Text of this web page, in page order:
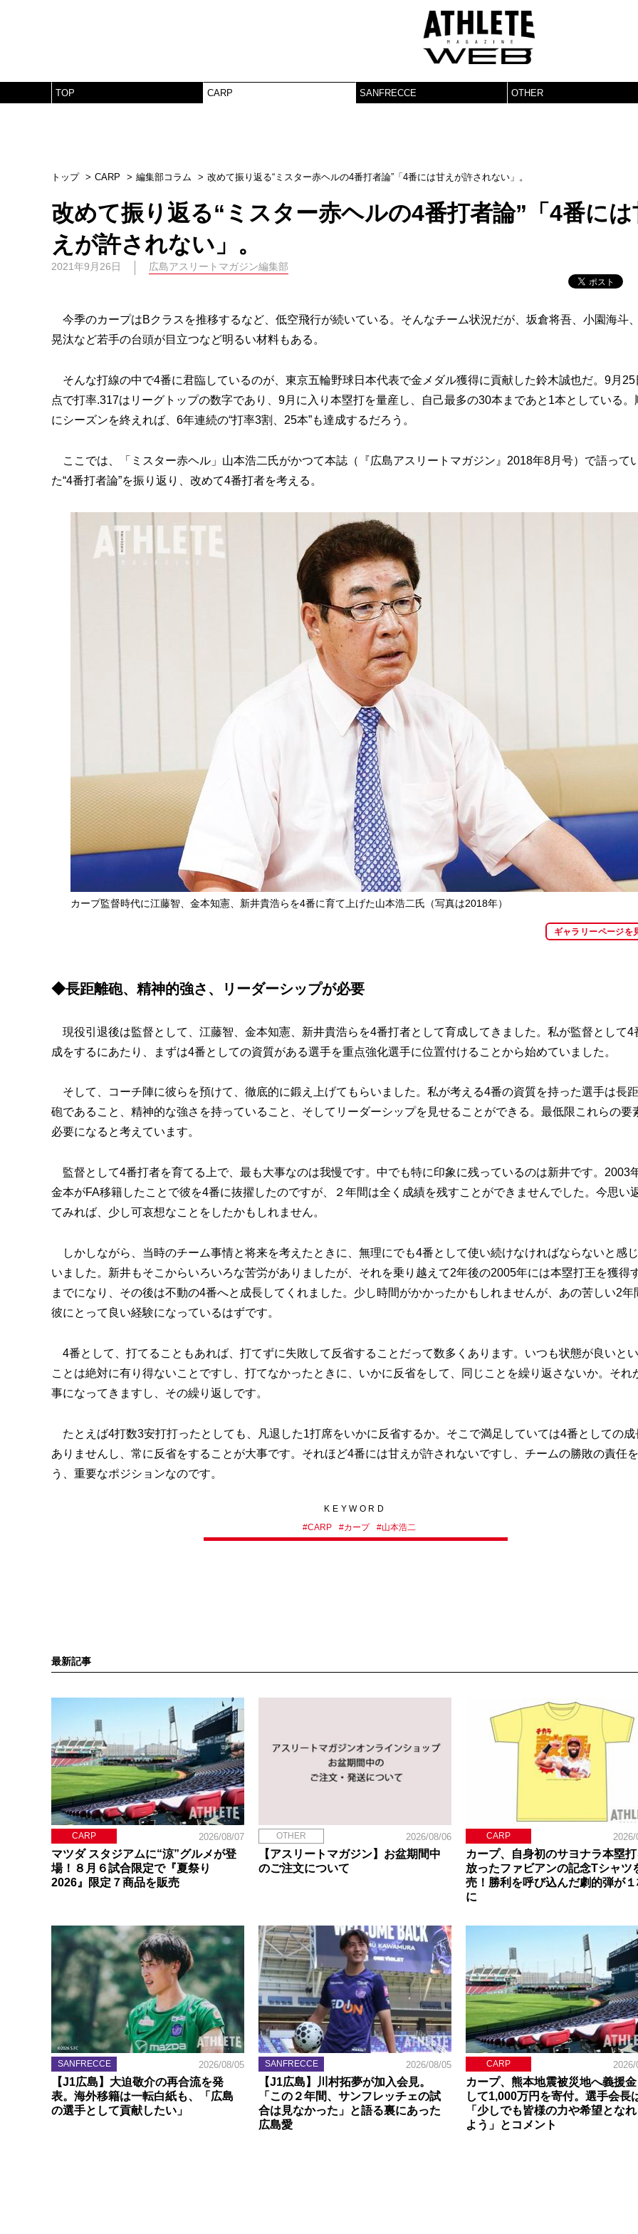
TOP CARP SANFRECCE OTHER
トップ CARP 編集部コラム 改めて振り返る“ミスター赤ヘルの4番打者論”「4番には甘えが許されない」。
改めて振り返る“ミスター赤ヘルの4番打者論”「4番には
えが許されない」。
2021年9月26日 広島アスリートマガジン編集部
今季のカープはBクラスを推移するなど、低空飛行が続いている。そんなチーム状況だが、坂倉将吾、小園海斗
晃汰など若手の台頭が目立つなど明るい材料もある。
そんな打線の中で4番に君臨しているのが、東京五輪野球日本代表で金メダル獲得に貢献した鈴木誠也だ。9月25
点で打率.317はリーグトップの数字であり、9月に入り本塁打を量産し、自己最多の30本まであと1本としている。
にシーズンを終えれば、6年連続の“打率3割、25本”も達成するだろう。
ここでは、「ミスター赤ヘル」山本浩二氏がかつて本誌（『広島アスリートマガジン』2018年8月号）で語って
た“4番打者論”を振り返り、改めて4番打者を考える。
カープ監督時代に江藤智、金本知憲、新井貴浩らを4番に育て上げた山本浩二氏（写真は2018年）
ギャラリーページを
◆長距離砲、精神的強さ、リーダーシップが必要
現役引退後は監督として、江藤智、金本知憲、新井貴浩らを4番打者として育成してきました。私が監督として4
成をするにあたり、まずは4番としての資質がある選手を重点強化選手に位置付けることから始めていました。
そして、コーチ陣に彼らを預けて、徹底的に鍛え上げてもらいました。私が考える4番の資質を持った選手は長
砲であること、精神的な強さを持っていること、そしてリーダーシップを見せることができる。最低限これらの要
必要になると考えています。
監督として4番打者を育てる上で、最も大事なのは我慢です。中でも特に印象に残っているのは新井です。2003年
金本がFA移籍したことで彼を4番に抜擢したのですが、２年間は全く成績を残すことができませんでした。今思い
てみれば、少し可哀想なことをしたかもしれません。
しかしながら、当時のチーム事情と将来を考えたときに、無理にでも4番として使い続けなければならないと感
いました。新井もそこからいろいろな苦労がありましたが、それを乗り越えて2年後の2005年には本塁打王を獲得
までになり、その後は不動の4番へと成長してくれました。少し時間がかかったかもしれませんが、あの苦しい2年
彼にとって良い経験になっているはずです。
4番として、打てることもあれば、打てずに失敗して反省することだって数多くあります。いつも状態が良いとい
ことは絶対に有り得ないことですし、打てなかったときに、いかに反省をして、同じことを繰り返さないか。それ
事になってきますし、その繰り返しです。
たとえば4打数3安打打ったとしても、凡退した1打席をいかに反省するか。そこで満足していては4番としての成
ありませんし、常に反省をすることが大事です。それほど4番には甘えが許されないですし、チームの勝敗の責任
う、重要なポジションなのです。
KEYWORD
#CARP #カープ #山本浩二
最新記事
CARP 2026/08/07
マツダ スタジアムに“涼”グルメが登
場！８月６試合限定で『夏祭り
2026』限定７商品を販売
OTHER 2026/08/06
【アスリートマガジン】お盆期間中
のご注文について
CARP 2026/
カープ、自身初のサヨナラ本塁
放ったファビアンの記念Tシャツ
売！勝利を呼び込んだ劇的弾が
に
SANFRECCE 2026/08/05
【J1広島】大迫敬介の再合流を発
表。海外移籍は一転白紙も、「広島
の選手として貢献したい」
SANFRECCE 2026/08/05
【J1広島】川村拓夢が加入会見。
「この２年間、サンフレッチェの試
合は見なかった」と語る裏にあった
広島愛
CARP 2026/
カープ、熊本地震被災地へ義援金
して1,000万円を寄付。選手会長
「少しでも皆様の力や希望とな
よう」とコメント